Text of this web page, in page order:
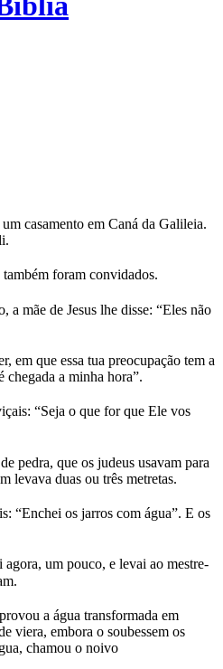
casamento em Caná da Galileia.
também foram convidados.
a mãe de Jesus lhe disse: “Eles não
em que essa tua preocupação tem a
a minha hora”.
“Seja o que for que Ele vos
pedra, que os judeus usavam para
levava duas ou três metretas.
“Enchei os jarros com água”. E os
agora, um pouco, e levai ao mestre-
a água transformada em
viera, embora o soubessem os
chamou o noivo